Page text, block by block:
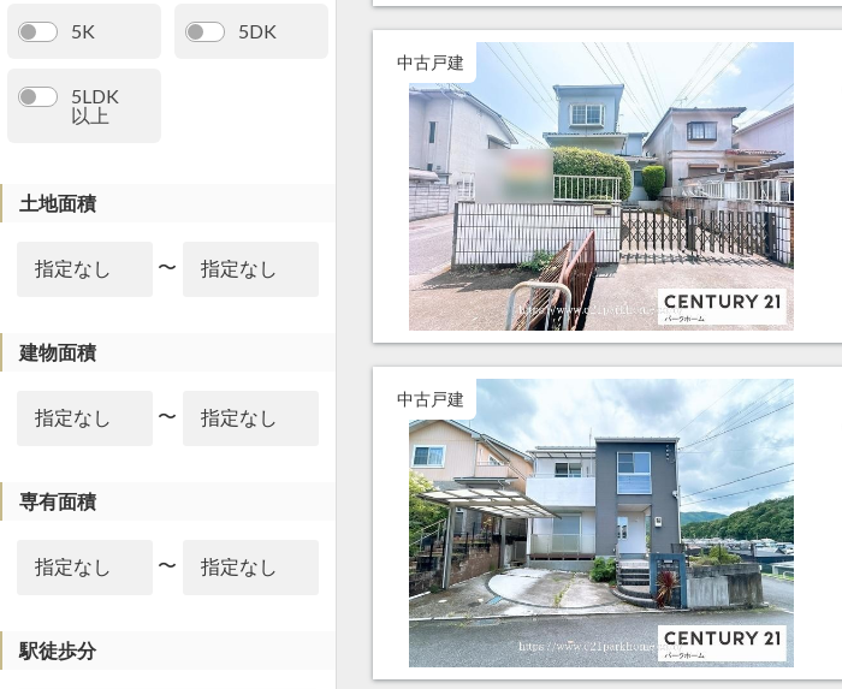
5K 5DK
5LDK
以上
土地面積
〜
建物面積
〜
専有面積
〜
駅徒歩分
中古戸建
中古戸建